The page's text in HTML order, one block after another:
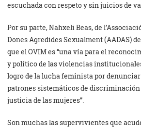
escuchada con respeto y sin juicios de
Por su parte, Nahxeli Beas, de
Dones Agredides Sexualment (AADAS)
que el OVIM es “una vía para el
y político de las violencias
logro de la lucha feminista por
patrones sistemáticos de discriminación
justicia de las mujeres”.
Son muchas las supervivientes que